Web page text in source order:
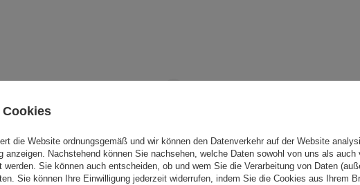
die Website ordnungsgemäß und wir können den Datenverkehr auf der Website
anzeigen. Nachstehend können Sie nachsehen, welche Daten sowohl von uns als auch
Sie können auch entscheiden, ob und wem Sie die Verarbeitung von Daten
Sie können Ihre Einwilligung jederzeit widerrufen, indem Sie die Cookies aus Ihrem